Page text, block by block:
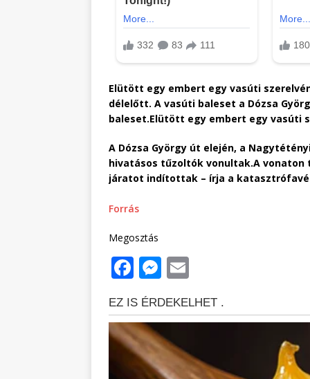
Elütött egy embert egy vasúti
délelőtt. A vasúti baleset a Dózsa
baleset.Elütött egy embert egy vasúti
A Dózsa György út elején, a
hivatásos tűzoltók vonultak.A
járatot indítottak – írja a
Forrás
Megosztás
F
a
c
e
b
M
ss
e
n
ai